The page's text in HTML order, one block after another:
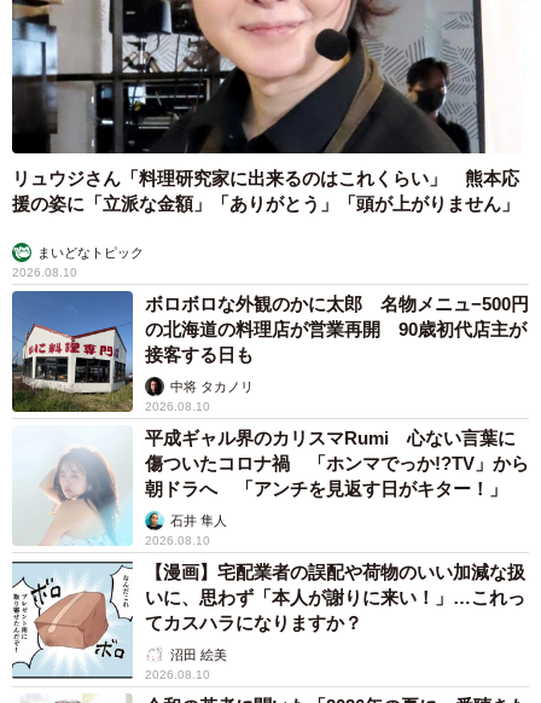
リュウジさん「料理研究家に出来るのはこれくらい」 熊本応
援の姿に「立派な金額」「ありがとう」「頭が上がりません」
まいどなトピック
2026.08.10
ボロボロな外観のかに太郎 名物メニュ−500円
の北海道の料理店が営業再開 90歳初代店主が
接客する日も
中将 タカノリ
2026.08.10
平成ギャル界のカリスマRumi 心ない言葉に
傷ついたコロナ禍 「ホンマでっか!?TV」から
朝ドラへ 「アンチを見返す日がキター！」
石井 隼人
2026.08.10
【漫画】宅配業者の誤配や荷物のいい加減な扱
いに、思わず「本人が謝りに来い！」…これっ
てカスハラになりますか？
沼田 絵美
2026.08.10